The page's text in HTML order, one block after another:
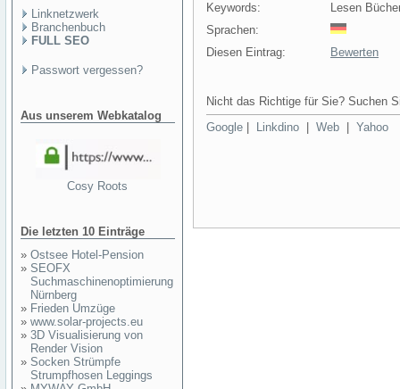
Linknetzwerk
Branchenbuch
FULL SEO
Passwort vergessen?
Aus unserem Webkatalog
Cosy Roots
Die letzten 10 Einträge
» Ostsee Hotel-Pension
» SEOFX
Suchmaschinenoptimierung
Nürnberg
» Frieden Umzüge
» www.solar-projects.eu
» 3D Visualisierung von
Render Vision
» Socken Strümpfe
Strumpfhosen Leggings
Keywords:
Lesen
Sprachen:
Diesen Eintrag:
Bewerten
Nicht das Richtige für Sie? Suchen
Google
Linkdino Web Yahoo